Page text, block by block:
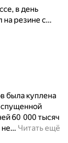
в день
резине с…
была куплена
спущенной
60 000 тысяч
… Читать ещё